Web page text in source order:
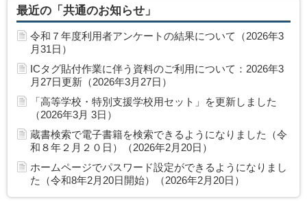
最近の「共通のお知らせ」
令和７年度利用者アンケートの結果について（2026年3
月31日）
ICタグ貼付作業に伴う資料のご利用について：2026年3
月27日更新（2026年3月27日）
「高等学校・特別支援学校用セット」を更新しました
（2026年3月 3日）
蔵書検索で電子書籍を検索できるようになりました（令
和８年２月２０日）（2026年2月20日）
ホームページでパスワード設定ができるようになりまし
た（令和8年2月20日開始）（2026年2月20日）